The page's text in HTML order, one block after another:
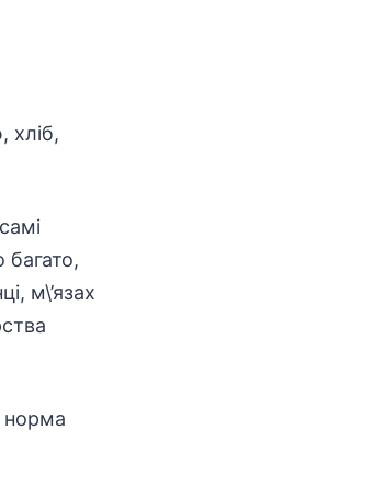
хліб,
багато,
м\’язах
норма